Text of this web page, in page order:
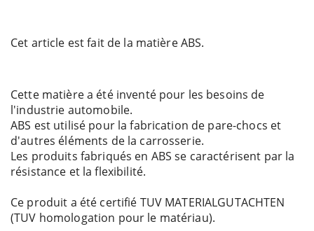
Cet article est fait de la matière ABS.
Cette matière a été inventé pour les besoins de
l'industrie automobile.
ABS est utilisé pour la fabrication de pare-chocs et
d'autres éléments de la carrosserie.
Les produits fabriqués en ABS se caractérisent par la
résistance et la flexibilité.
Ce produit a été certifié TUV MATERIALGUTACHTEN
(TUV homologation pour le matériau).